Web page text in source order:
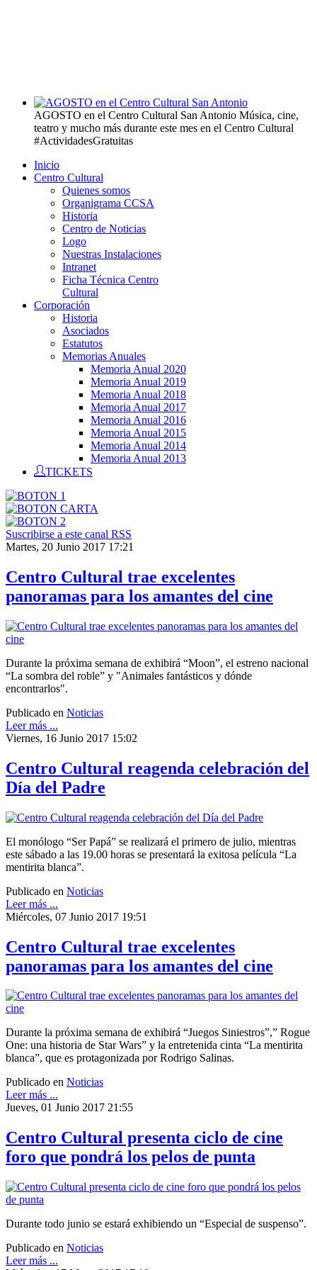
AGOSTO en el Centro Cultural San Antonio Música, cine,
teatro y mucho más durante este mes en el Centro Cultural
#ActividadesGratuitas
Inicio
Centro Cultural
Quienes somos
Organigrama CCSA
Historia
Centro de Noticias
Logo
Nuestras Instalaciones
Intranet
Ficha Técnica Centro
Cultural
Corporación
Historia
Asociados
Estatutos
Memorias Anuales
Memoria Anual 2020
Memoria Anual 2019
Memoria Anual 2018
Memoria Anual 2017
Memoria Anual 2016
Memoria Anual 2015
Memoria Anual 2014
Memoria Anual 2013
TICKETS
Suscribirse a este canal RSS
Martes, 20 Junio 2017 17:21
Centro Cultural trae excelentes
panoramas para los amantes del cine
Durante la próxima semana de exhibirá “Moon”, el estreno nacional
“La sombra del roble” y "Animales fantásticos y dónde
encontrarlos".
Publicado en Noticias
Leer más ...
Viernes, 16 Junio 2017 15:02
Centro Cultural reagenda celebración del
Día del Padre
El monólogo “Ser Papá” se realizará el primero de julio, mientras
este sábado a las 19.00 horas se presentará la exitosa película “La
mentirita blanca”.
Publicado en Noticias
Leer más ...
Miércoles, 07 Junio 2017 19:51
Centro Cultural trae excelentes
panoramas para los amantes del cine
Durante la próxima semana de exhibirá “Juegos Siniestros”,” Rogue
One: una historia de Star Wars” y la entretenida cinta “La mentirita
blanca”, que es protagonizada por Rodrigo Salinas.
Publicado en Noticias
Leer más ...
Jueves, 01 Junio 2017 21:55
Centro Cultural presenta ciclo de cine
foro que pondrá los pelos de punta
Durante todo junio se estará exhibiendo un “Especial de suspenso”.
Publicado en Noticias
Leer más ...